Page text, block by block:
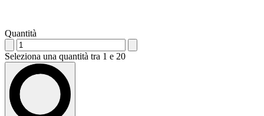
Quantità
Seleziona una quantità tra 1 e 20